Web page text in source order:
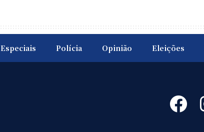
Especiais Polícia Opinião Eleições